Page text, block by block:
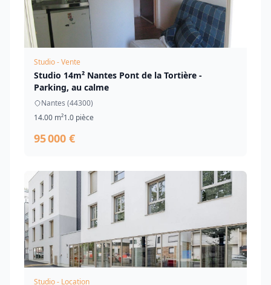
Studio - Vente
Studio 14m² Nantes Pont de la Tortière -
Parking, au calme
Nantes (44300)
14.00 m²1.0 pièce
95 000 €
Studio - Location